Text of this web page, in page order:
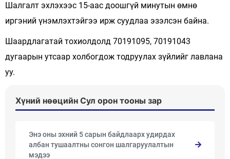
Шалгалт эхлэхээс 15-аас доошгүй минутын өмнө
иргэний үнэмлэхтэйгээ ирж суудлаа эзэлсэн байна.
Шаардлагатай тохиолдолд 70191095, 70191043
дугаарын утсаар холбогдож тодруулах зүйлийг лавлана
уу.
Хүний нөөцийн Сул орон тооны зар
Энэ оны эхний 5 сарын байдлаарх удирдах
албан тушаалтны сонгон шалгаруулалтын
мэдээ